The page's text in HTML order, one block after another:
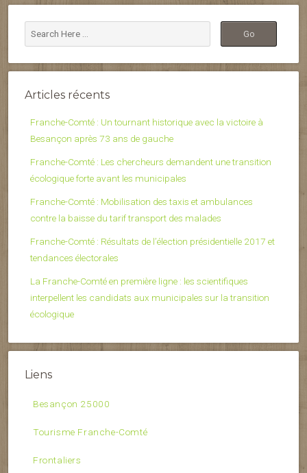
Articles récents
Franche-Comté : Un tournant historique avec la victoire à
Besançon après 73 ans de gauche
Franche-Comté : Les chercheurs demandent une transition
écologique forte avant les municipales
Franche-Comté : Mobilisation des taxis et ambulances
contre la baisse du tarif transport des malades
Franche-Comté : Résultats de l’élection présidentielle 2017 et
tendances électorales
La Franche-Comté en première ligne : les scientifiques
interpellent les candidats aux municipales sur la transition
écologique
Liens
Besançon 25000
Tourisme Franche-Comté
Frontaliers